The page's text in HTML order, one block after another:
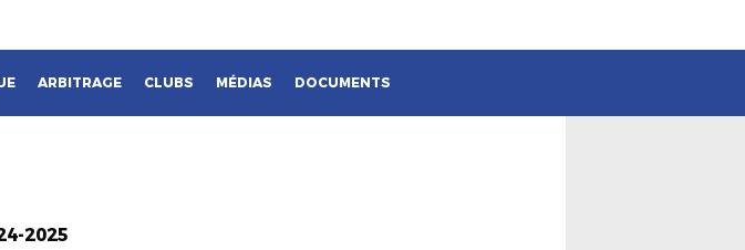
ARBITRAGE CLUBS MÉDIAS DOCUMENTS
2025